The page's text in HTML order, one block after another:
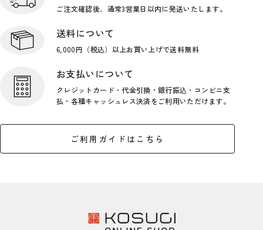
ご注文確認後、通常3営業日以内に発送いたします。
送料について
6,000円（税込）以上お買い上げで送料無料
お支払いについて
クレジットカード・代金引換・銀行振込・コンビニ支
払・各種キャッシュレス決済をご利用いただけます。
ご利用ガイドはこちら